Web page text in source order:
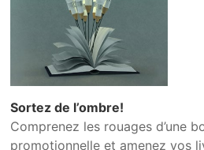
Sortez de l’ombre!
Comprenez les rouages d’une
promotionnelle et amenez vos